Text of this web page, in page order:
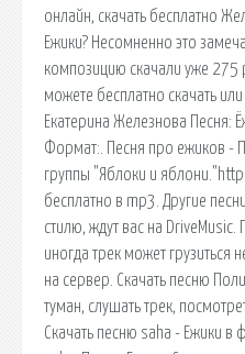
онлайн, скачать бесплатно
Ежики? Несомненно это
композицию скачали уже 275
можете бесплатно скачать
Екатерина Железнова Песня:
Формат:. Песня про ежиков -
группы "Яблоки и
бесплатно в mp3. Другие
стилю, ждут вас на
иногда трек может грузиться
на сервер. Скачать песню
туман, слушать трек,
Скачать песню saha - Ежики в